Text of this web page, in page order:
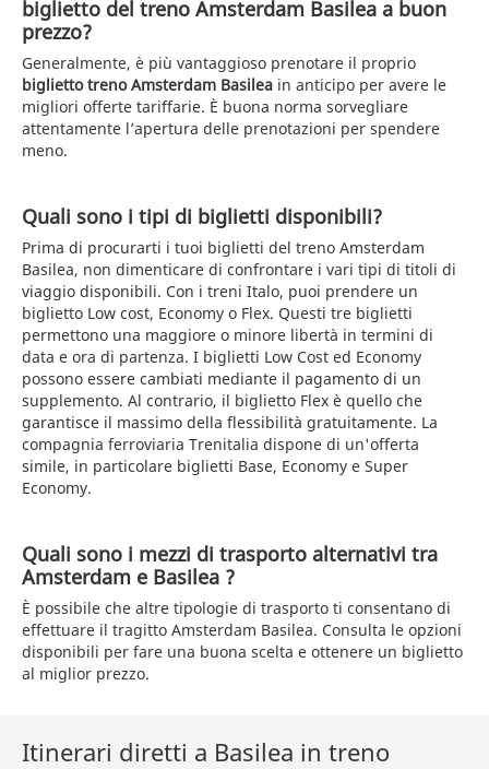
biglietto del treno Amsterdam Basilea a buon
prezzo?
Generalmente, è più vantaggioso prenotare il proprio
biglietto treno Amsterdam Basilea in anticipo per avere le
migliori offerte tariffarie. È buona norma sorvegliare
attentamente l’apertura delle prenotazioni per spendere
meno.
Quali sono i tipi di biglietti disponibili?
Prima di procurarti i tuoi biglietti del treno Amsterdam
Basilea, non dimenticare di confrontare i vari tipi di titoli di
viaggio disponibili. Con i treni Italo, puoi prendere un
biglietto Low cost, Economy o Flex. Questi tre biglietti
permettono una maggiore o minore libertà in termini di
data e ora di partenza. I biglietti Low Cost ed Economy
possono essere cambiati mediante il pagamento di un
supplemento. Al contrario, il biglietto Flex è quello che
garantisce il massimo della flessibilità gratuitamente. La
compagnia ferroviaria Trenitalia dispone di un'offerta
simile, in particolare biglietti Base, Economy e Super
Economy.
Quali sono i mezzi di trasporto alternativi tra
Amsterdam e Basilea ?
È possibile che altre tipologie di trasporto ti consentano di
effettuare il tragitto Amsterdam Basilea. Consulta le opzioni
disponibili per fare una buona scelta e ottenere un biglietto
al miglior prezzo.
Itinerari diretti a Basilea in treno